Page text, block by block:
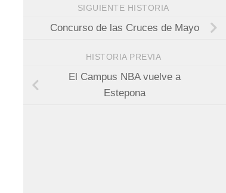
SIGUIENTE HISTORIA
Concurso de las Cruces de Mayo
HISTORIA PREVIA
El Campus NBA vuelve a
Estepona